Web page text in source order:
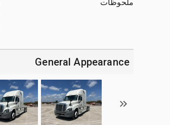
ملحوظات
General Appearance